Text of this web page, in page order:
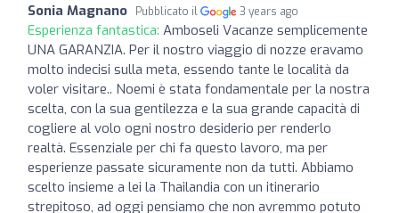
Sonia Magnano Pubblicato il 3 years ago
Esperienza fantastica: Amboseli Vacanze semplicemente
UNA GARANZIA. Per il nostro viaggio di nozze eravamo
molto indecisi sulla meta, essendo tante le località da
voler visitare.. Noemi è stata fondamentale per la nostra
scelta, con la sua gentilezza e la sua grande capacità di
cogliere al volo ogni nostro desiderio per renderlo
realtà. Essenziale per chi fa questo lavoro, ma per
esperienze passate sicuramente non da tutti. Abbiamo
scelto insieme a lei la Thailandia con un itinerario
strepitoso, ad oggi pensiamo che non avremmo potuto